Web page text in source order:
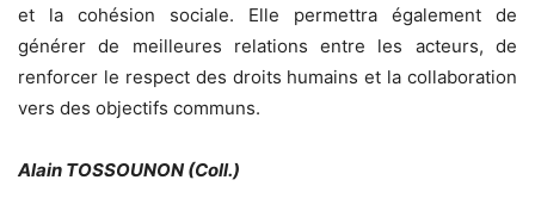
et la cohésion sociale. Elle permettra également de
générer de meilleures relations entre les acteurs, de
renforcer le respect des droits humains et la collaboration
vers des objectifs communs.
Alain TOSSOUNON (Coll.)